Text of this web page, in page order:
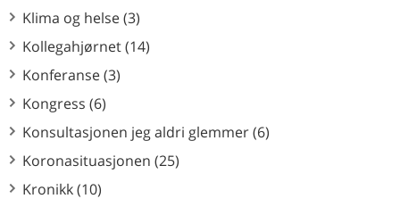
Klima og helse (3)
Kollegahjørnet (14)
Konferanse (3)
Kongress (6)
Konsultasjonen jeg aldri glemmer (6)
Koronasituasjonen (25)
Kronikk (10)